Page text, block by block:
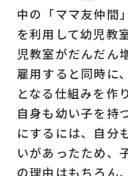
中の「ママ友仲間
を利用して幼児教
児教室がだんだん
雇用すると同時に
となる仕組みを作
自身も幼い子を持
にするには、自分
いがあったため、